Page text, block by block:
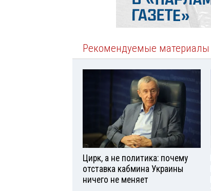
Рекомендуемые материалы
Цирк, а не политика: почему
отставка кабмина Украины
ничего не меняет